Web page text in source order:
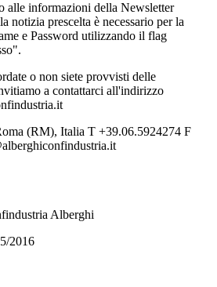
alle informazioni della Newsletter
notizia prescelta è necessario per la
e Password utilizzando il flag
o non siete provvisti delle
a contattarci all'indirizzo
(RM), Italia T +39.06.5924274 F
Alberghi
2016